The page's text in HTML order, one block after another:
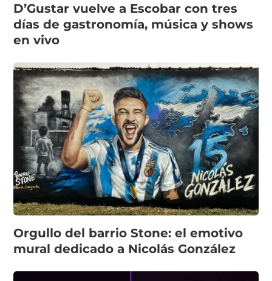
D’Gustar vuelve a Escobar con tres
días de gastronomía, música y shows
en vivo
Orgullo del barrio Stone: el emotivo
mural dedicado a Nicolás González